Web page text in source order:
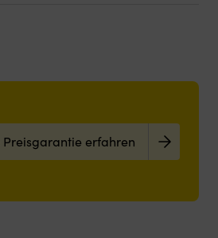
Preisgarantie erfahren